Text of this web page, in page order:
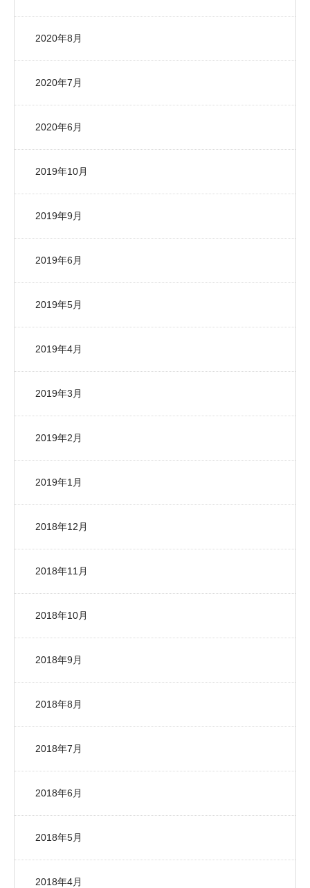
2020年8月
2020年7月
2020年6月
2019年10月
2019年9月
2019年6月
2019年5月
2019年4月
2019年3月
2019年2月
2019年1月
2018年12月
2018年11月
2018年10月
2018年9月
2018年8月
2018年7月
2018年6月
2018年5月
2018年4月